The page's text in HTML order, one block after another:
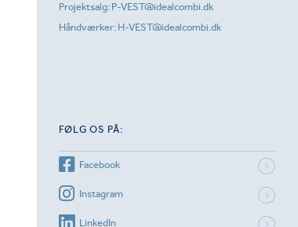
Projektsalg: P-VEST@idealcombi.dk
Håndværker: H-VEST@idealcombi.dk
FØLG OS PÅ:
Facebook
Instagram
LinkedIn